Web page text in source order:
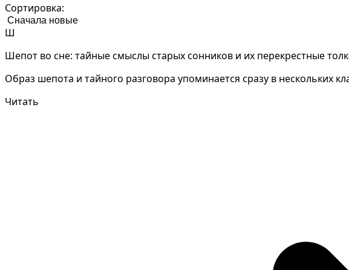
Сортировка:
Ш
Шепот во сне: тайные смыслы старых сонников и их перекрестные
Образ шепота и тайного разговора упоминается сразу в нескольких
Читать